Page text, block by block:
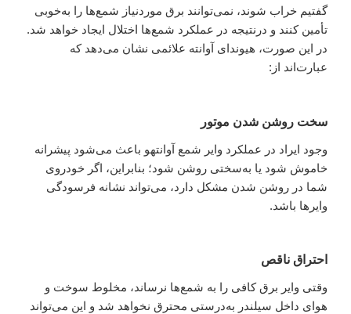
گفتیم خراب شوند، نمی‌توانند برق موردنیاز شمع‌ها را به‌خوبی
تأمین کنند و درنتیجه در عملکرد شمع‌ها اختلال ایجاد خواهد شد.
در این صورت، هیوندای آوانته علائمی نشان می‌دهد که
عبارت‌اند از:
سخت روشن شدن موتور
وجود ایراد در عملکرد وایر شمع آوانتهو باعث می‌شود پیشرانه
خاموش شود یا به‌سختی روشن شود؛ بنابراین، اگر خودروی
شما در روشن شدن مشکل دارد، می‌تواند نشانه فرسودگی
وایرها باشد.
احتراق ناقص
وقتی وایر برق کافی را به شمع‌ها نرساند، مخلوط سوخت و
هوای داخل سیلندر به‌درستی محترق نخواهد شد و این می‌تواند